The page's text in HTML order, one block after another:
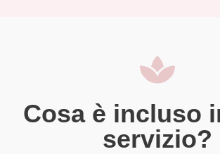
Cosa è incluso
servizio?